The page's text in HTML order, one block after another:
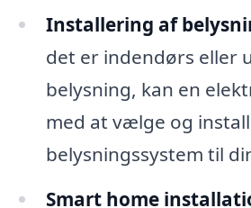
Installering af
det er indendørs eller
belysning, kan en
med at vælge og
belysningssystem til
Smart home